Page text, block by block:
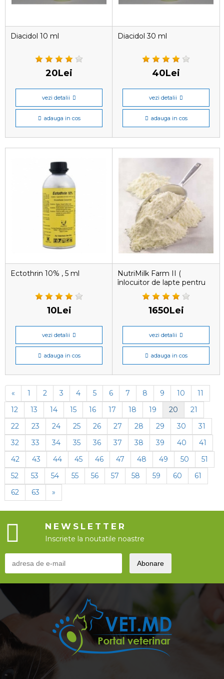
Diacidol 10 ml
20Lei
vezi detalii
adauga in cos
Diacidol 30 ml
40Lei
vezi detalii
adauga in cos
Ectothrin 10% , 5 ml
10Lei
vezi detalii
adauga in cos
NutriMilk Farm II (
înlocuitor de lapte pentru
purcelusi) 25 kg
1650Lei
vezi detalii
adauga in cos
« 1 2 3 4 5 6 7 8 9 10
11
12
13 14 15 16 17 18 19 20
21
22
23 24 25 26 27 28 29 30
31
32
33 34 35 36 37 38 39 40
41
42
43 44 45 46 47 48 49 50
51
52
53 54 55 56 57 58 59 60
61
62
63 »
NEWSLETTER
Inscriete la noutatile noastre